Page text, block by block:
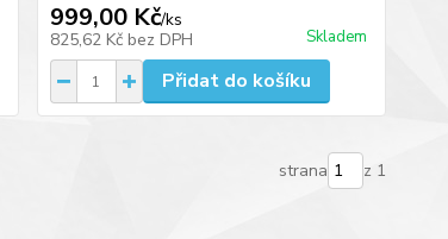
999,00 Kč/ks
825,62 Kč bez DPH Skladem
Přidat do košíku
strana z 1